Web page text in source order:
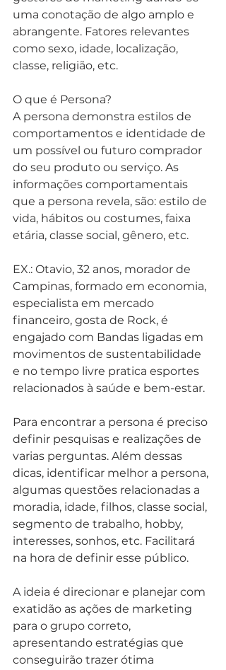
uma conotação de algo amplo e
abrangente. Fatores relevantes
como sexo, idade, localização,
classe, religião, etc.
O que é Persona?
A persona demonstra estilos de
comportamentos e identidade de
um possível ou futuro comprador
do seu produto ou serviço. As
informações comportamentais
que a persona revela, são: estilo de
vida, hábitos ou costumes, faixa
etária, classe social, gênero, etc.
EX.: Otavio, 32 anos, morador de
Campinas, formado em economia,
especialista em mercado
financeiro, gosta de Rock, é
engajado com Bandas ligadas em
movimentos de sustentabilidade
e no tempo livre pratica esportes
relacionados à saúde e bem-estar.
Para encontrar a persona é preciso
definir pesquisas e realizações de
varias perguntas. Além dessas
dicas, identificar melhor a persona,
algumas questões relacionadas a
moradia, idade, filhos, classe social,
segmento de trabalho, hobby,
interesses, sonhos, etc. Facilitará
na hora de definir esse público.
A ideia é direcionar e planejar com
exatidão as ações de marketing
para o grupo correto,
apresentando estratégias que
conseguirão trazer ótima